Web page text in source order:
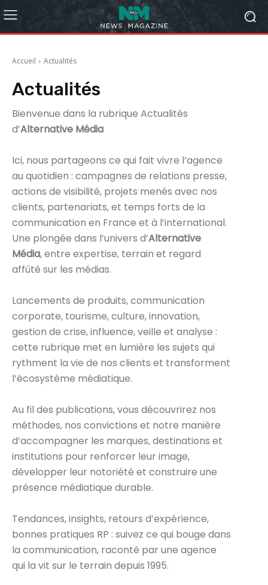
Accueil Actualités
Actualités
Bienvenue dans la rubrique Actualités
d’Alternative Média
Ici, nous partageons ce qui fait vivre l’agence
au quotidien : campagnes de relations presse,
actions de visibilité, projets menés avec nos
clients, partenariats, et temps forts de la
communication en France et à l’international.
Une plongée dans l’univers d’Alternative
Média, entre expertise, terrain et regard
affûté sur les médias.
Lancements de produits, communication
corporate, tourisme, culture, innovation,
gestion de crise, influence, veille et analyse :
cette rubrique met en lumière les sujets qui
rythment la vie de nos clients et transforment
l’écosystème médiatique.
Au fil des publications, vous découvrirez nos
méthodes, nos convictions et notre manière
d’accompagner les marques, destinations et
institutions pour renforcer leur image,
développer leur notoriété et construire une
présence médiatique durable.
Tendances, insights, retours d’expérience,
bonnes pratiques RP : suivez ce qui bouge dans
la communication, raconté par une agence
qui la vit sur le terrain depuis 1995.